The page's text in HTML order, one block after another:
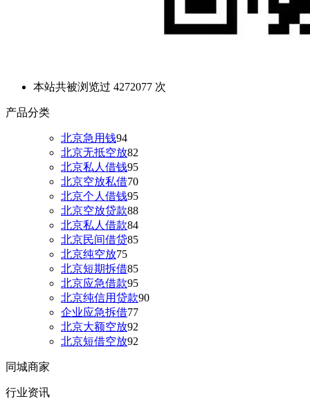
本站共被浏览过 4272077 次
产品分类
北京急用钱94
北京无抵空放82
北京私人借钱95
北京空放私借70
北京个人借钱95
北京空放贷款88
北京私人借款84
北京民间借贷85
北京纯空放75
北京短期拆借85
北京应急借款95
北京纯信用贷款90
企业应急拆借77
北京大额空放92
北京短借空放92
同城商家
行业资讯